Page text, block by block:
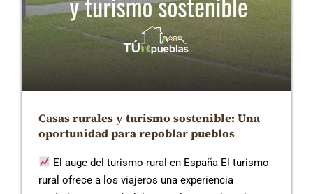
Casas rurales y turismo sostenible: Una
oportunidad para repoblar pueblos
El auge del turismo rural en España El turismo
rural ofrece a los viajeros una experiencia